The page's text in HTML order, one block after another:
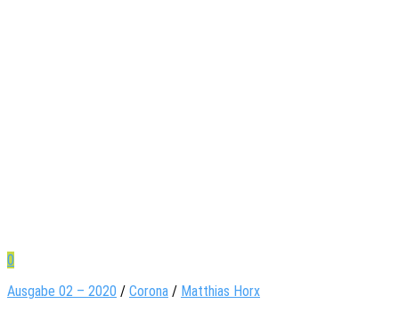
0
Ausgabe 02 – 2020 / Corona / Matthias Horx